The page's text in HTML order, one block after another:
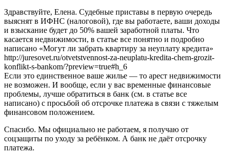
Здравствуйте, Елена. Судебные приставы в первую очередь
выяснят в ИФНС (налоговой), где вы работаете, ваши доходы
и взыскание будет до 50% вашей заработной платы. Что
касается недвижимости, в статье все понятно и подробно
написано «Могут ли забрать квартиру за неуплату кредита»
http://juresovet.ru/otvetstvennost-za-neuplatu-kredita-chem-grozit-
konflikt-s-bankom/?preview=true#h_6
Если это единственное ваше жилье — то арест недвижимости
не возможен. И вообще, если у вас временные финансовые
проблемы, лучше обратиться в банк (см. в статье все
написано) с просьбой об отсрочке платежа в связи с тяжелым
финансовом положением.
Спасибо. Мы официально не работаем, я получаю от
соцзащиты по уходу за ребёнком. А банк не даёт отсрочку
платежа.